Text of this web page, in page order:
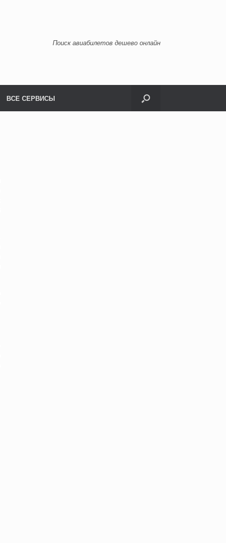
Поиск авиабилетов дешево онлайн
ВСЕ СЕРВИСЫ